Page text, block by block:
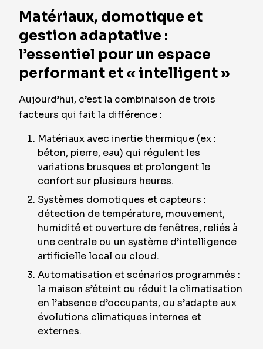
Matériaux, domotique et
gestion adaptative :
l’essentiel pour un espace
performant et « intelligent »
Aujourd’hui, c’est la combinaison de trois
facteurs qui fait la différence :
Matériaux avec inertie thermique (ex :
béton, pierre, eau) qui régulent les
variations brusques et prolongent le
confort sur plusieurs heures.
Systèmes domotiques et capteurs :
détection de température, mouvement,
humidité et ouverture de fenêtres, reliés à
une centrale ou un système d’intelligence
artificielle local ou cloud.
Automatisation et scénarios programmés :
la maison s’éteint ou réduit la climatisation
en l’absence d’occupants, ou s’adapte aux
évolutions climatiques internes et
externes.